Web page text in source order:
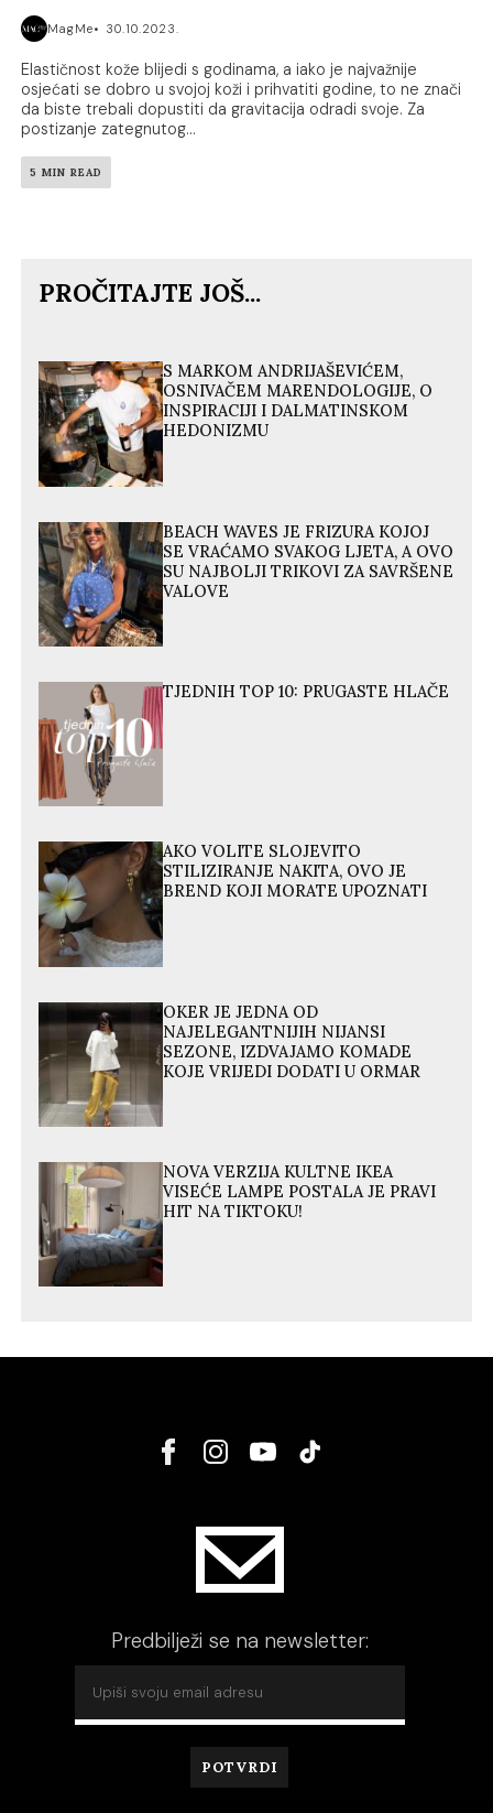
MagMe 30.10.2023.
Elastičnost kože blijedi s godinama, a iako je najvažnije
osjećati se dobro u svojoj koži i prihvatiti godine, to ne znači
da biste trebali dopustiti da gravitacija odradi svoje. Za
postizanje zategnutog...
5 MIN READ
PROČITAJTE JOŠ...
S MARKOM ANDRIJAŠEVIĆEM,
OSNIVAČEM MARENDOLOGIJE, O
INSPIRACIJI I DALMATINSKOM
HEDONIZMU
BEACH WAVES JE FRIZURA KOJOJ
SE VRAĆAMO SVAKOG LJETA, A OVO
SU NAJBOLJI TRIKOVI ZA SAVRŠENE
VALOVE
TJEDNIH TOP 10: PRUGASTE HLAČE
AKO VOLITE SLOJEVITO
STILIZIRANJE NAKITA, OVO JE
BREND KOJI MORATE UPOZNATI
OKER JE JEDNA OD
NAJELEGANTNIJIH NIJANSI
SEZONE, IZDVAJAMO KOMADE
KOJE VRIJEDI DODATI U ORMAR
NOVA VERZIJA KULTNE IKEA
VISEĆE LAMPE POSTALA JE PRAVI
HIT NA TIKTOKU!
Predbilježi se na newsletter: